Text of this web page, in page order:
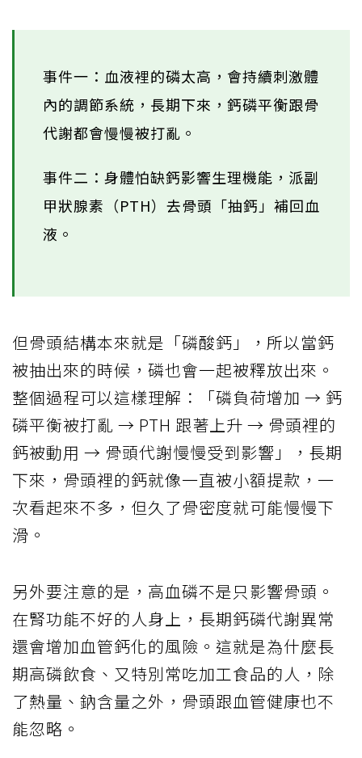
事件一：血液裡的磷太高，會持續刺激體
內的調節系統，長期下來，鈣磷平衡跟骨
代謝都會慢慢被打亂。
事件二：身體怕缺鈣影響生理機能，派副
甲狀腺素（PTH）去骨頭「抽鈣」補回血
液。
但骨頭結構本來就是「磷酸鈣」，所以當鈣
被抽出來的時候，磷也會一起被釋放出來。
整個過程可以這樣理解：「磷負荷增加 → 鈣
磷平衡被打亂 → PTH 跟著上升 → 骨頭裡的
鈣被動用 → 骨頭代謝慢慢受到影響」，長期
下來，骨頭裡的鈣就像一直被小額提款，一
次看起來不多，但久了骨密度就可能慢慢下
滑。
另外要注意的是，高血磷不是只影響骨頭。
在腎功能不好的人身上，長期鈣磷代謝異常
還會增加血管鈣化的風險。這就是為什麼長
期高磷飲食、又特別常吃加工食品的人，除
了熱量、鈉含量之外，骨頭跟血管健康也不
能忽略。